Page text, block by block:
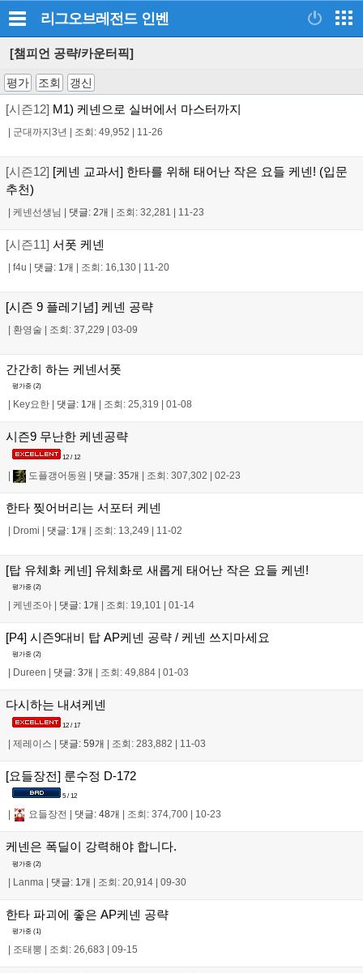
리그오브레전드 인벤
[챔피언 공략/카운터픽]
평가 조회 갱신
[시즌12] M1) 케넨으로 실버에서 마스터까지
군대까지3년 조회: 49,952 11-26
[시즌12] [케넨 교과서] 한타를 위해 태어난 작은 요들 케넨! (입문
추천)
케넨선생님 댓글: 2개 조회: 32,281 11-23
[시즌11] 서폿 케넨
f4u 댓글: 1개 조회: 16,130 11-20
[시즌 9 플레기념] 케넨 공략
환영술 조회: 37,229 03-09
간간히 하는 케넨서폿
평가중 (2)
Key요한 댓글: 1개 조회: 25,319 01-08
시즌9 무난한 케넨공략
12 / 12
| 도플갱어동원 | 댓글: 35개 | 조회: 307,302 | 02-23
한타 찢어버리는 서포터 케넨
| Dromi | 댓글: 1개 | 조회: 13,249 | 11-02
[탑 유체화 케넨] 유체화로 새롭게 태어난 작은 요들 케넨!
평가중 (2)
케넨조아 댓글: 1개 조회: 19,101 01-14
[P4] 시즌9대비 탑 AP케넨 공략 / 케넨 쓰지마세요
평가중 (2)
Dureen 댓글: 3개 조회: 49,884 01-03
다시하는 내셔케넨
12 / 17
| 제레이스 | 댓글: 59개 | 조회: 283,882 | 11-03
[요들장전] 룬수정 D-172
5 / 12
요들장전 댓글: 48개 조회: 374,700 10-23
케넨은 폭딜이 강력해야 합니다.
평가중 (2)
| Lanma | 댓글: 1개 | 조회: 20,914 | 09-30
한타 파괴에 좋은 AP케넨 공략
평가중 (1)
| 조태뽕 | 조회: 26,683 | 09-15